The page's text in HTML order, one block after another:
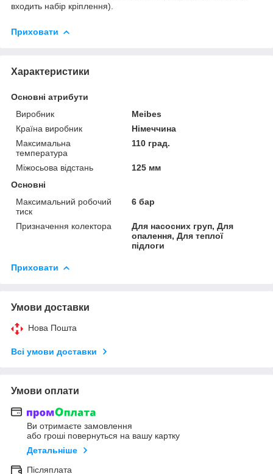
входить набір кріплення).
Приховати
Характеристики
Основні атрибути
Виробник
Meibes
Країна виробник
Німеччина
Максимальна
температура
110 град.
Міжосьова відстань
125 мм
Основні
Максимальний робочий
тиск
6 бар
Призначення колектора
Для насосних груп, Для
опалення, Для теплої
підлоги
Приховати
Умови доставки
Нова Пошта
Всі умови доставки
Умови оплати
Ви отримаєте замовлення
або гроші повернуться на вашу картку
Детальніше
Післяплата